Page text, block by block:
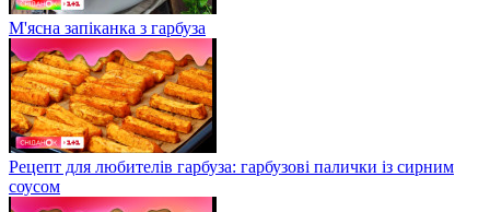
М'ясна запіканка з гарбуза
Рецепт для любителів гарбуза: гарбузові палички із сирним
соусом